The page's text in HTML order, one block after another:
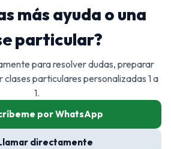
más ayuda o una
particular?
para resolver dudas, preparar
particulares personalizadas 1 a
1.
por WhatsApp
directamente